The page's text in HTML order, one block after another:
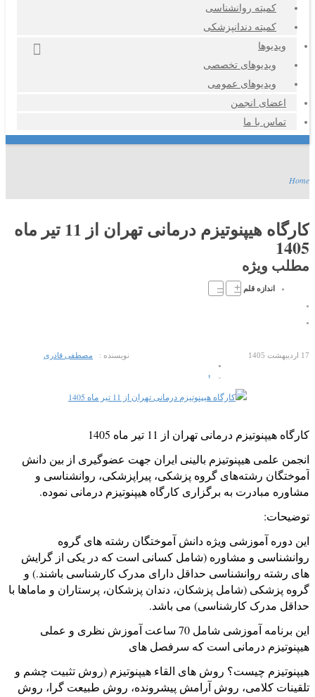
کمیته روانشناسی
کمیته دندانپزشکی
ویدیوها
ویدیوهای تخصصی
ویدیوهای عمومی
اعضای انجمن
تماس با ما
Home
کارگاه هیپنوتیزم درمانی تهران از 11 تیر ماه
1405
مطلب ویژه
اندازه قلم +
–
17 ارديبهشت 1405
1
2
نویسنده : مصطفی قادری
کارگاه هیپنوتیزم درمانی تهران از 11 تیر ماه 1405
انجمن علمی هیپنوتیزم بالینی ایران جهت عضوگیری از بین دانش
آموختگان رشته‌های گروه پزشکی، پیراپزشکی، روانشناسی و
مشاوره مبادرت به برگزاری کارگاه هیپنوتیزم درمانی نموده.
توضیحات:
این دوره آموزشی ویژه دانش آموختگان رشته های گروه
روانشناسی و مشاوره (شامل کسانی است که در یکی از گرایش
های رشته روانشناسی حداقل دارای مدرک کارشناسی باشند.) و
گروه پزشکی (شامل پزشکان، دندان پزشکان، پرستاران و ماماها با
حداقل مدرک کارشناسی) می باشد.
این برنامه آموزشی شامل 70 ساعت آموزش نظری و عملی
هیپنوتیزم درمانی است که سرفصل های
هیپنوتیزم چیست؟ روش های القاء هیپنوتیزم (روش تثبیت چشم و
تلقینات کلامی، روش آرامش پیشرونده، روش طبیعت گرا، روش